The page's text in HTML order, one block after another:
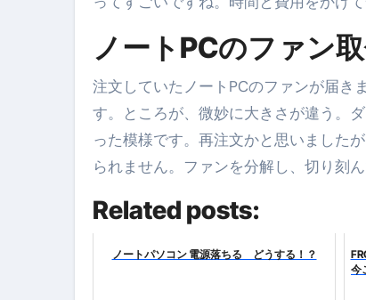
セラピストのための！美
弁護士解説【詐欺被害】
5キロ痩せる簡単な方法
ムームードメイン 2月の
FRONTIER スーパーセー
なくす不安と消える恐怖
使った分だけ支払う、い
ノートPCのファン
注文していたノートPCのファンが届き
す。ところが、微妙に大きさが違う。
った模様です。再注文かと思いました
られません。ファンを分解し、切り刻
Related posts:
ノートパソコン 電源落ちる どうする！？
今